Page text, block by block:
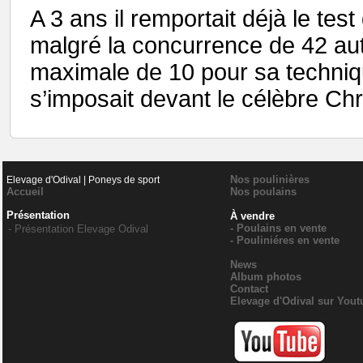
A 3 ans il remportait déjà le
malgré la concurrence de 42
maximale de 10 pour sa
s’imposait devant le célèbre
Elevage d'Odival | Poneys de sport
Accueil
Présentation
- Présentation Elevage Odival
Nos poulinières
Nos poulains
À vendre
- Poulains en vente
- Pouliniéres en vente
News
Album photos
Contact
Elevage d'Odival sur